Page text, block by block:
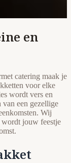
en
catering maak je
voor elke
wordt vers en
van een gezellige
Wij
jouw feestje